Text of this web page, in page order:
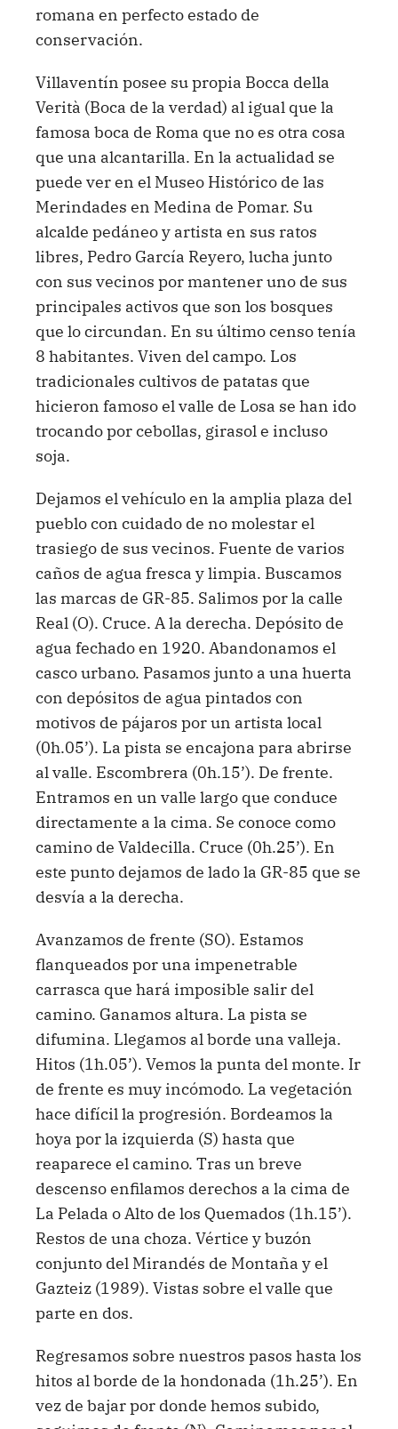
romana en perfecto estado de
conservación.
Villaventín posee su propia Bocca della
Verità (Boca de la verdad) al igual que la
famosa boca de Roma que no es otra cosa
que una alcantarilla. En la actualidad se
puede ver en el Museo Histórico de las
Merindades en Medina de Pomar. Su
alcalde pedáneo y artista en sus ratos
libres, Pedro García Reyero, lucha junto
con sus vecinos por mantener uno de sus
principales activos que son los bosques
que lo circundan. En su último censo tenía
8 habitantes. Viven del campo. Los
tradicionales cultivos de patatas que
hicieron famoso el valle de Losa se han ido
trocando por cebollas, girasol e incluso
soja.
Dejamos el vehículo en la amplia plaza del
pueblo con cuidado de no molestar el
trasiego de sus vecinos. Fuente de varios
caños de agua fresca y limpia. Buscamos
las marcas de GR-85. Salimos por la calle
Real (O). Cruce. A la derecha. Depósito de
agua fechado en 1920. Abandonamos el
casco urbano. Pasamos junto a una huerta
con depósitos de agua pintados con
motivos de pájaros por un artista local
(0h.05’). La pista se encajona para abrirse
al valle. Escombrera (0h.15’). De frente.
Entramos en un valle largo que conduce
directamente a la cima. Se conoce como
camino de Valdecilla. Cruce (0h.25’). En
este punto dejamos de lado la GR-85 que se
desvía a la derecha.
Avanzamos de frente (SO). Estamos
flanqueados por una impenetrable
carrasca que hará imposible salir del
camino. Ganamos altura. La pista se
difumina. Llegamos al borde una valleja.
Hitos (1h.05’). Vemos la punta del monte. Ir
de frente es muy incómodo. La vegetación
hace difícil la progresión. Bordeamos la
hoya por la izquierda (S) hasta que
reaparece el camino. Tras un breve
descenso enfilamos derechos a la cima de
La Pelada o Alto de los Quemados (1h.15’).
Restos de una choza. Vértice y buzón
conjunto del Mirandés de Montaña y el
Gazteiz (1989). Vistas sobre el valle que
parte en dos.
Regresamos sobre nuestros pasos hasta los
hitos al borde de la hondonada (1h.25’). En
vez de bajar por donde hemos subido,